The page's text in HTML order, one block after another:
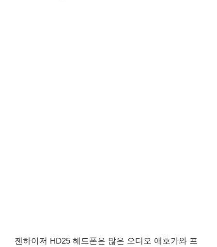
젠하이저 HD25 헤드폰은 많은 오디오 애호가와 프